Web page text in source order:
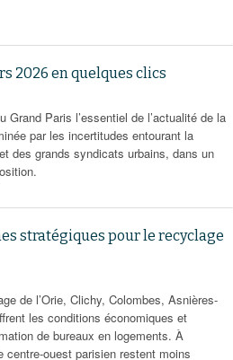
2026 en quelques clics
Paris l’essentiel de l’actualité de la
par les incertitudes entourant la
des grands syndicats urbains, dans un
stratégiques pour le recyclage
de l’Orie, Clichy, Colombes, Asnières-
les conditions économiques et
de bureaux en logements. À
centre-ouest parisien restent moins